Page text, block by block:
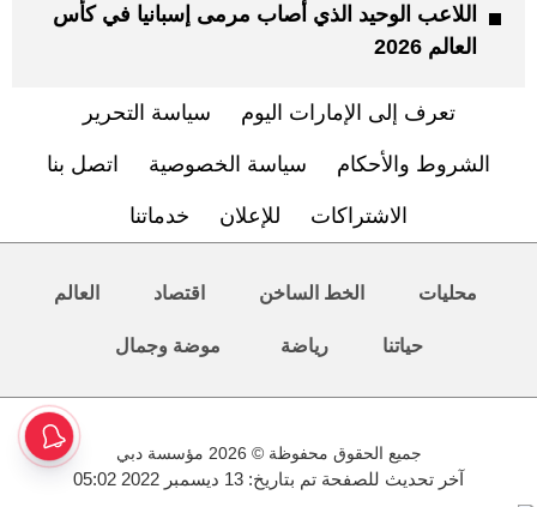
اللاعب الوحيد الذي أصاب مرمى إسبانيا في كأس
العالم 2026
تعرف إلى الإمارات اليوم سياسة التحرير
الشروط والأحكام سياسة الخصوصية اتصل بنا
الاشتراكات للإعلان خدماتنا
محليات الخط الساخن اقتصاد العالم
حياتنا رياضة موضة وجمال
جميع الحقوق محفوظة © 2026 مؤسسة دبي
آخر تحديث للصفحة تم بتاريخ: 13 ديسمبر 2022 05:02